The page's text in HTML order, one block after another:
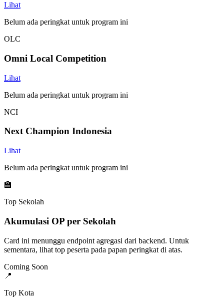
Lihat
Belum ada peringkat untuk program ini
OLC
Omni Local Competition
Lihat
Belum ada peringkat untuk program ini
NCI
Next Champion Indonesia
Lihat
Belum ada peringkat untuk program ini
🏫
Top Sekolah
Akumulasi OP per Sekolah
Card ini menunggu endpoint agregasi dari backend. Untuk
sementara, lihat top peserta pada papan peringkat di atas.
Coming Soon
📍
Top Kota